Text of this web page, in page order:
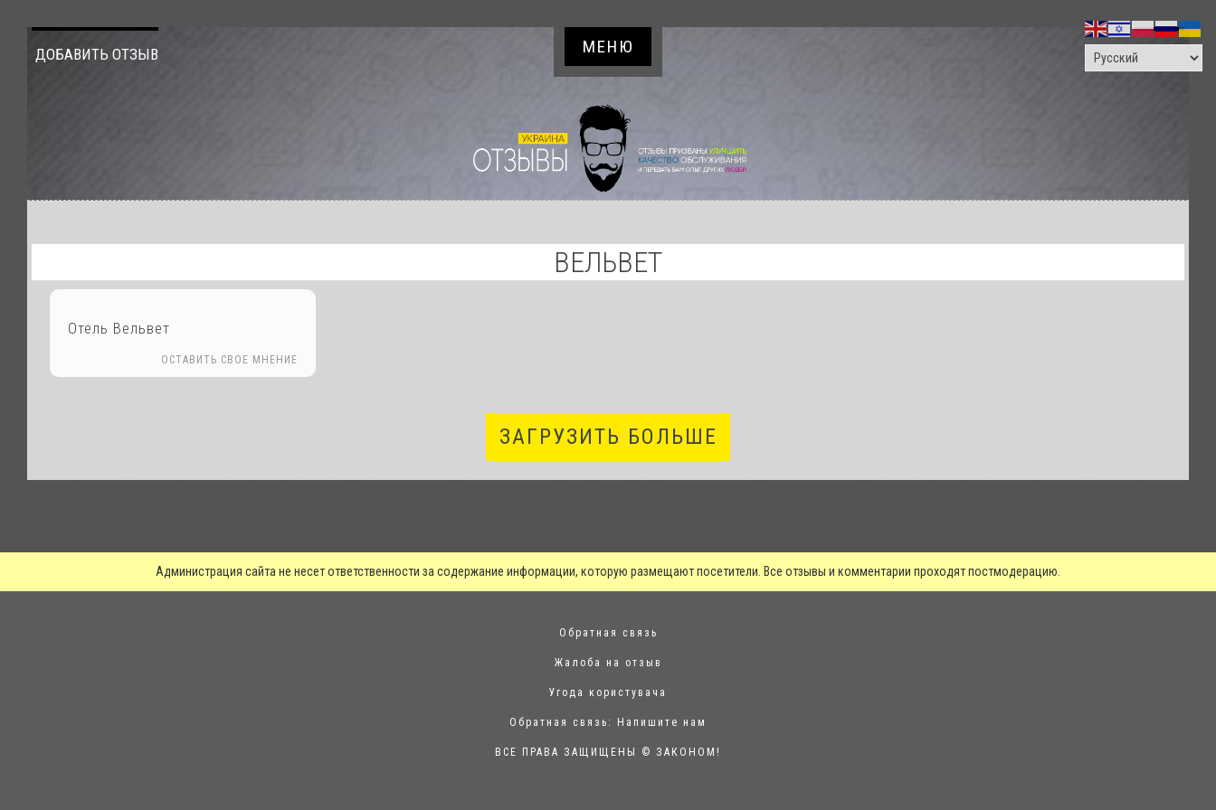
ДОБАВИТЬ ОТЗЫВ МЕНЮ
ВЕЛЬВЕТ
Отель Вельвет
ОСТАВИТЬ СВОЕ МНЕНИЕ
ЗАГРУЗИТЬ БОЛЬШЕ
Администрация сайта не несет ответственности за содержание информации, которую размещают посетители. Все отзывы и комментарии проходят постмодерацию.
Обратная связь
Жалоба на отзыв
Угода користувача
Обратная связь: Напишите нам
ВСЕ ПРАВА ЗАЩИЩЕНЫ © ЗАКОНОМ!